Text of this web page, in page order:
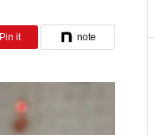
Pin it note